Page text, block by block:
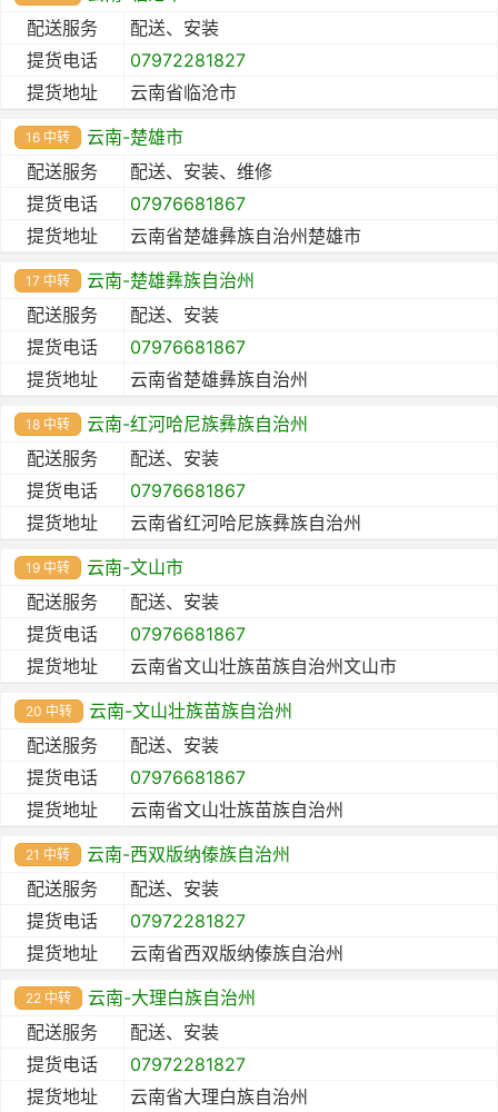
配送服务
配送、安装
提货电话
07972281827
提货地址
云南省临沧市
16 中转
云南-楚雄市
配送服务
配送、安装、维修
提货电话
07976681867
提货地址
云南省楚雄彝族自治州楚雄市
17 中转
云南-楚雄彝族自治州
配送服务
配送、安装
提货电话
07976681867
提货地址
云南省楚雄彝族自治州
18 中转
云南-红河哈尼族彝族自治州
配送服务
配送、安装
提货电话
07976681867
提货地址
云南省红河哈尼族彝族自治州
19 中转
云南-文山市
配送服务
配送、安装
提货电话
07976681867
提货地址
云南省文山壮族苗族自治州文山市
20 中转
云南-文山壮族苗族自治州
配送服务
配送、安装
提货电话
07976681867
提货地址
云南省文山壮族苗族自治州
21 中转
云南-西双版纳傣族自治州
配送服务
配送、安装
提货电话
07972281827
提货地址
云南省西双版纳傣族自治州
22 中转
云南-大理白族自治州
配送服务
配送、安装
提货电话
07972281827
提货地址
云南省大理白族自治州